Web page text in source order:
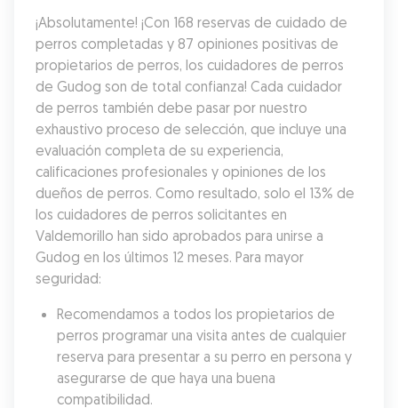
¡Absolutamente! ¡Con 168 reservas de cuidado de
perros completadas y 87 opiniones positivas de
propietarios de perros, los cuidadores de perros
de Gudog son de total confianza! Cada cuidador
de perros también debe pasar por nuestro
exhaustivo proceso de selección, que incluye una
evaluación completa de su experiencia,
calificaciones profesionales y opiniones de los
dueños de perros. Como resultado, solo el 13% de
los cuidadores de perros solicitantes en
Valdemorillo han sido aprobados para unirse a
Gudog en los últimos 12 meses. Para mayor
seguridad:
Recomendamos a todos los propietarios de
perros programar una visita antes de cualquier
reserva para presentar a su perro en persona y
asegurarse de que haya una buena
compatibilidad.